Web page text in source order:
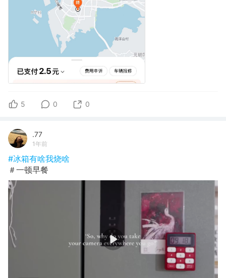
5 0 0
.77
1年前
#冰箱有啥我烧啥
＃一顿早餐